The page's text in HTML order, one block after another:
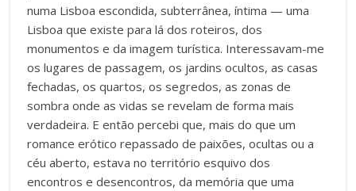
numa Lisboa escondida, subterrânea, íntima — uma
Lisboa que existe para lá dos roteiros, dos
monumentos e da imagem turística. Interessavam-me
os lugares de passagem, os jardins ocultos, as casas
fechadas, os quartos, os segredos, as zonas de
sombra onde as vidas se revelam de forma mais
verdadeira. E então percebi que, mais do que um
romance erótico repassado de paixões, ocultas ou a
céu aberto, estava no território esquivo dos
encontros e desencontros, da memória que uma